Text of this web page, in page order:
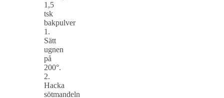
1,5
tsk
bakpulver
1.
Sätt
ugnen
på
200°.
2.
Hacka
sötmandeln